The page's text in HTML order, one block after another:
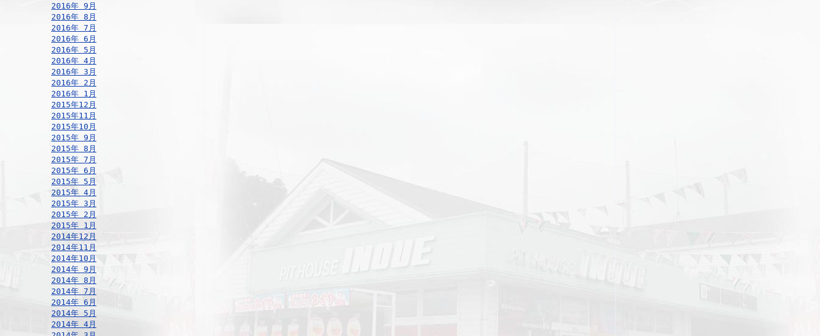
2016年 9月
2016年 8月
2016年 7月
2016年 6月
2016年 5月
2016年 4月
2016年 3月
2016年 2月
2016年 1月
2015年12月
2015年11月
2015年10月
2015年 9月
2015年 8月
2015年 7月
2015年 6月
2015年 5月
2015年 4月
2015年 3月
2015年 2月
2015年 1月
2014年12月
2014年11月
2014年10月
2014年 9月
2014年 8月
2014年 7月
2014年 6月
2014年 5月
2014年 4月